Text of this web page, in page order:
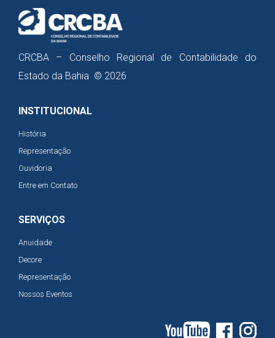
CRCBA – Conselho Regional de Contabilidade do
Estado da Bahia © 2026
INSTITUCIONAL
História
Representação
Ouvidoria
Entre em Contato
SERVIÇOS
Anuidade
Decore
Representação
Nossos Eventos